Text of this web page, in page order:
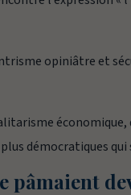
opiniâtre et
démocratiques qui
pâmaient